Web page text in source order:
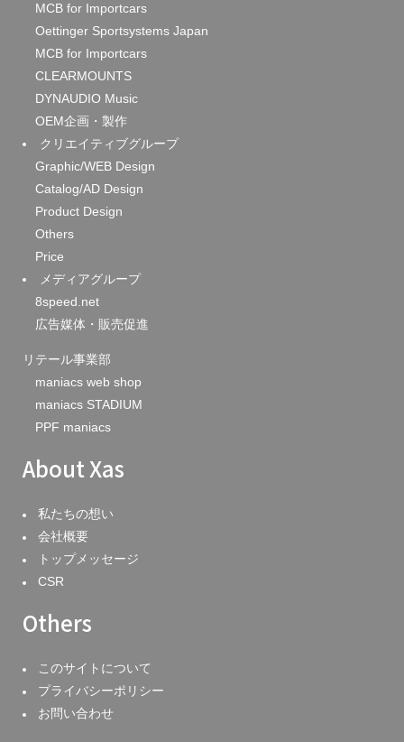
MCB for Importcars
Oettinger Sportsystems Japan
MCB for Importcars
CLEARMOUNTS
DYNAUDIO Music
OEM企画・製作
クリエイティブグループ
Graphic/WEB Design
Catalog/AD Design
Product Design
Others
Price
メディアグループ
8speed.net
広告媒体・販売促進
リテール事業部
maniacs web shop
maniacs STADIUM
PPF maniacs
About Xas
私たちの想い
会社概要
トップメッセージ
CSR
Others
このサイトについて
プライバシーポリシー
お問い合わせ